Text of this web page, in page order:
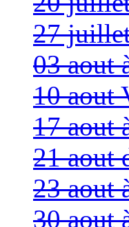
27
03 aout
10 aout
17 aout
21 aout
23 aout
30 aout